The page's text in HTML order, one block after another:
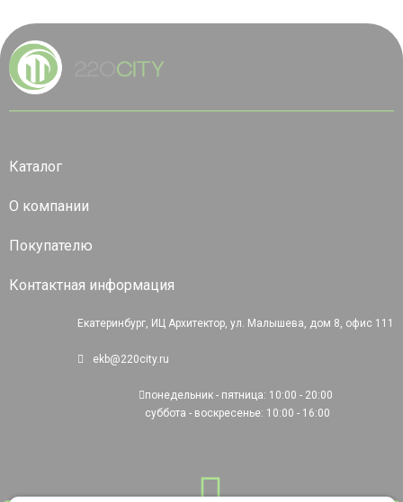
Каталог
О компании
Покупателю
Контактная информация
Екатеринбург, ИЦ Архитектор, ул. Малышева, дом 8, офис 111
ekb@220city.ru
понедельник - пятница: 10:00 - 20:00
суббота - воскресенье: 10:00 - 16:00